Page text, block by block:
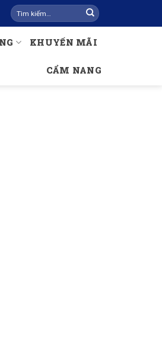
Tìm
kiếm:
KHUYẾN MÃI
CẨM NANG